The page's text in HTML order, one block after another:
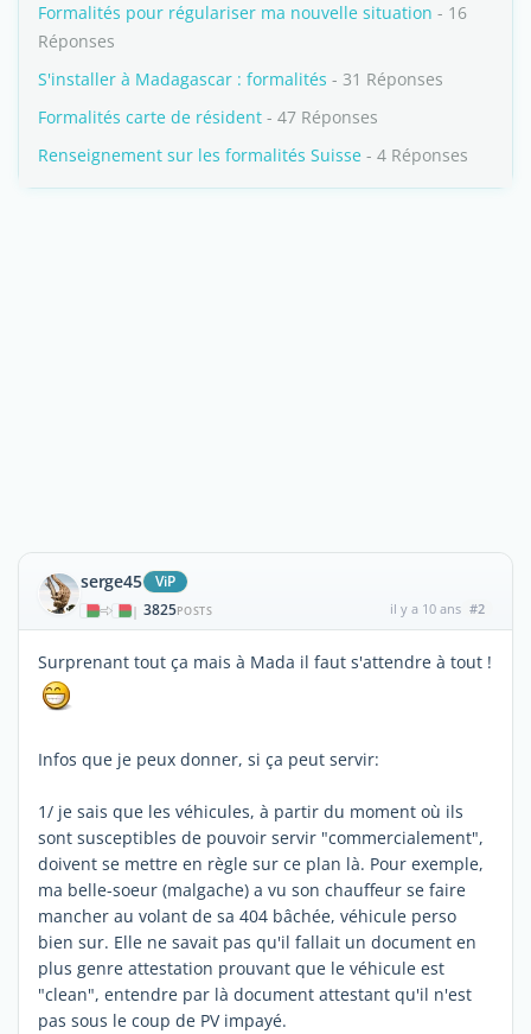
Formalités pour régulariser ma nouvelle situation - 16
Réponses
S'installer à Madagascar : formalités - 31 Réponses
Formalités carte de résident - 47 Réponses
Renseignement sur les formalités Suisse - 4 Réponses
serge45 ViP
| 3825POSTS il y a 10 ans #2
Surprenant tout ça mais à Mada il faut s'attendre à tout !
Infos que je peux donner, si ça peut servir:
1/ je sais que les véhicules, à partir du moment où ils
sont susceptibles de pouvoir servir "commercialement",
doivent se mettre en règle sur ce plan là. Pour exemple,
ma belle-soeur (malgache) a vu son chauffeur se faire
mancher au volant de sa 404 bâchée, véhicule perso
bien sur. Elle ne savait pas qu'il fallait un document en
plus genre attestation prouvant que le véhicule est
"clean", entendre par là document attestant qu'il n'est
pas sous le coup de PV impayé.